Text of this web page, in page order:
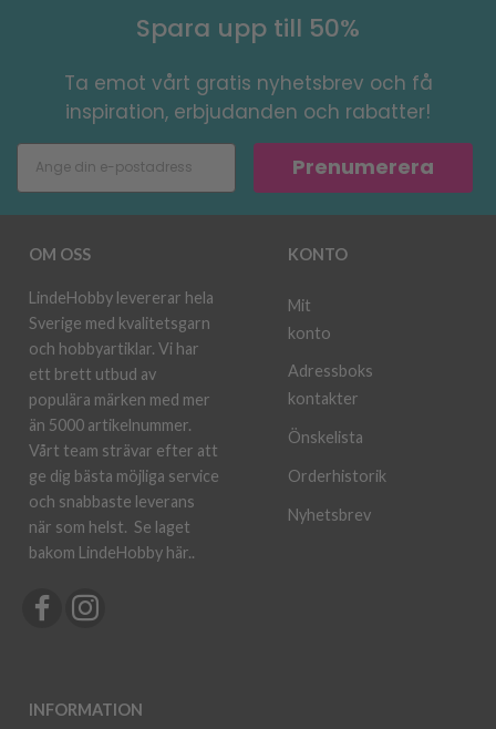
Spara upp till 50%
Ta emot vårt gratis nyhetsbrev och få
inspiration, erbjudanden och rabatter!
Prenumerera
OM OSS
LindeHobby levererar hela
Sverige med kvalitetsgarn
och hobbyartiklar. Vi har
ett brett utbud av
populära märken med mer
än 5000 artikelnummer.
Vårt team strävar efter att
ge dig bästa möjliga service
och snabbaste leverans
när som helst. Se laget
bakom LindeHobby här..
INFORMATION
KONTO
Mit
konto
Adressboks
kontakter
Önskelista
Orderhistorik
Nyhetsbrev